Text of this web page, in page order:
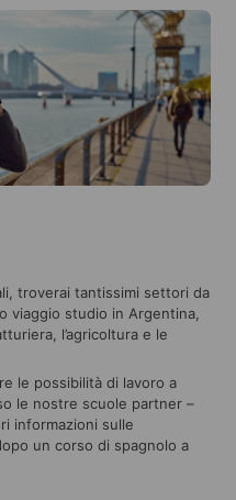
troverai tantissimi settori da
viaggio studio in Argentina,
l’agricoltura e le
le possibilità di lavoro a
le nostre scuole partner –
informazioni sulle
un corso di spagnolo a